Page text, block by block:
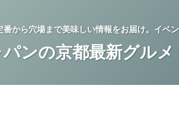
から穴場まで美味しい情報をお届け。イベ
ンの京都最新グルメ